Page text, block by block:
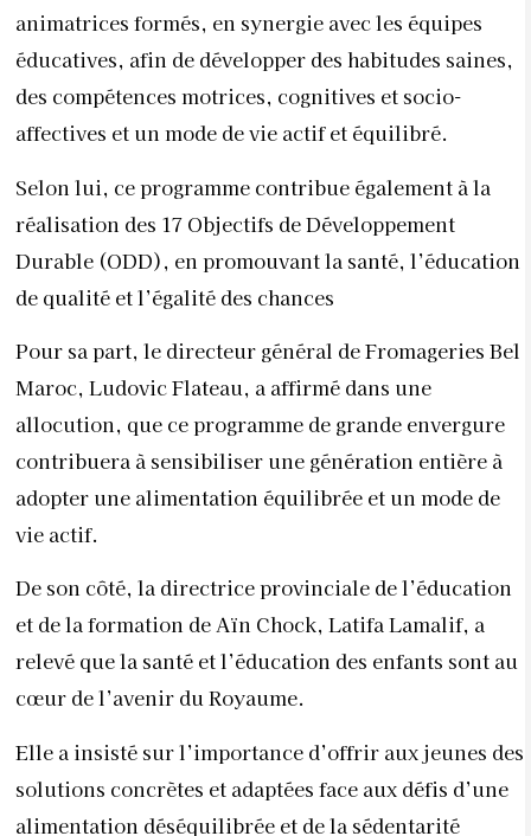
animatrices formés, en synergie avec les équipes
éducatives, afin de développer des habitudes saines,
des compétences motrices, cognitives et socio-
affectives et un mode de vie actif et équilibré.
Selon lui, ce programme contribue également à la
réalisation des 17 Objectifs de Développement
Durable (ODD), en promouvant la santé, l’éducation
de qualité et l’égalité des chances
Pour sa part, le directeur général de Fromageries Bel
Maroc, Ludovic Flateau, a affirmé dans une
allocution, que ce programme de grande envergure
contribuera à sensibiliser une génération entière à
adopter une alimentation équilibrée et un mode de
vie actif.
De son côté, la directrice provinciale de l’éducation
et de la formation de Aïn Chock, Latifa Lamalif, a
relevé que la santé et l’éducation des enfants sont au
cœur de l’avenir du Royaume.
Elle a insisté sur l’importance d’offrir aux jeunes des
solutions concrètes et adaptées face aux défis d’une
alimentation déséquilibrée et de la sédentarité